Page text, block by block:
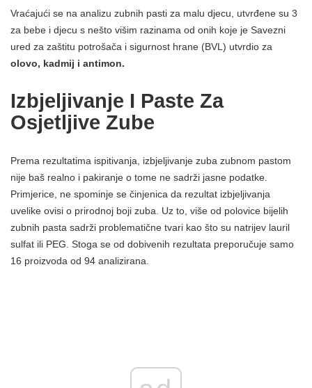
Vraćajući se na analizu zubnih pasti za malu djecu, utvrđene su 3
za bebe i djecu s nešto višim razinama od onih koje je Savezni
ured za zaštitu potrošača i sigurnost hrane (BVL) utvrdio za
olovo, kadmij i antimon.
Izbjeljivanje I Paste Za
Osjetljive Zube
Prema rezultatima ispitivanja, izbjeljivanje zuba zubnom pastom
nije baš realno i pakiranje o tome ne sadrži jasne podatke.
Primjerice, ne spominje se činjenica da rezultat izbjeljivanja
uvelike ovisi o prirodnoj boji zuba. Uz to, više od polovice bijelih
zubnih pasta sadrži problematične tvari kao što su natrijev lauril
sulfat ili PEG. Stoga se od dobivenih rezultata preporučuje samo
16 proizvoda od 94 analizirana.